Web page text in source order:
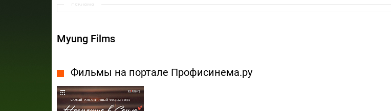
Реклама
Myung Films
Фильмы на портале Профисинема.ру